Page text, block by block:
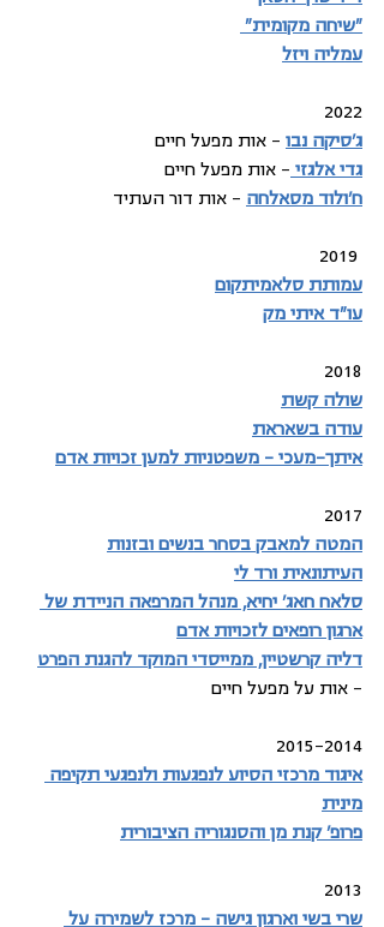
"שיחה מקומית"
עמליה ויזל
2022
ג'סיקה נבו - אות מפעל חיים
גדי אלגזי - אות מפעל חיים
ח'ולוד מסאלחה - אות דור העתיד
2019
עמותת סלאמיתקום
עו"ד איתי מק
2018
שולה קשת
עודה בשאראת
איתך-מעכי - משפטניות למען זכויות אדם
2017
המטה למאבק בסחר בנשים ובזנות
העיתונאית ורד לי
סלאח חאג' יחיא, מנהל המרפאה הניידת של
ארגון רופאים לזכויות אדם
דליה קרשטיין, ממייסדי המוקד להגנת הפרט
– אות על מפעל חיים
2015-2014
איגוד מרכזי הסיוע לנפגעות ולנפגעי תקיפה
מינית
פרופ' קנת מן והסנגוריה הציבורית
2013
שרי בשי וארגון גישה – מרכז לשמירה על